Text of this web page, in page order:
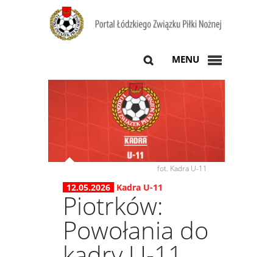
MENU
fot. Kadra U-11
12.05.2026 Kadra U-11
Piotrków:
Powołania do